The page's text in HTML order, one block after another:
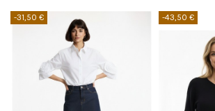
-31,50 € -43,50 €